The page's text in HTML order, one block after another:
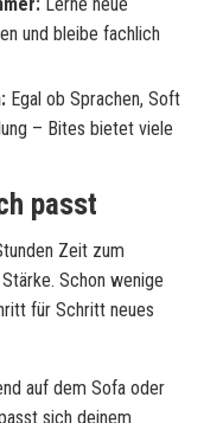
und bleibe fachlich
Egal ob Sprachen, Soft
– Bites bietet viele
passt
Zeit zum
Schon wenige
für Schritt neues
auf dem Sofa oder
sich deinem